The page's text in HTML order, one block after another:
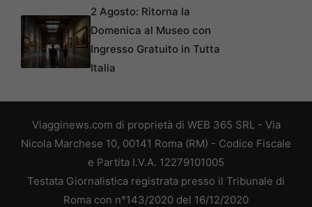
2 Agosto: Ritorna la
Domenica al Museo con
Ingresso Gratuito in Tutta
Italia
Viagginews.com di proprietà di WEB 365 SRL - Via
Nicola Marchese 10, 00141 Roma (RM) - Codice Fiscale
e Partita I.V.A. 12279101005
Testata Giornalistica registrata presso il Tribunale di
Roma con n°143/2020 del 16/12/2020